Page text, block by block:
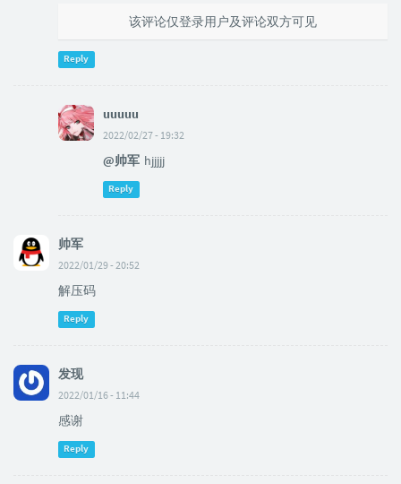
该评论仅登录用户及评论双方可见
Reply
uuuuu
2022/02/27 - 19:32
@帅军 hjjjjj
Reply
帅军
2022/01/29 - 20:52
解压码
Reply
发现
2022/01/16 - 11:44
感谢
Reply